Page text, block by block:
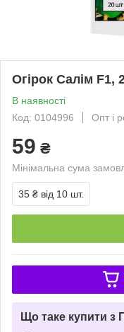
Огірок Салім F1,
В наявності
Код: 0104996
Опт і
59 ₴
Мінімальна сума
35 ₴ від 10 шт.
Що таке купити з